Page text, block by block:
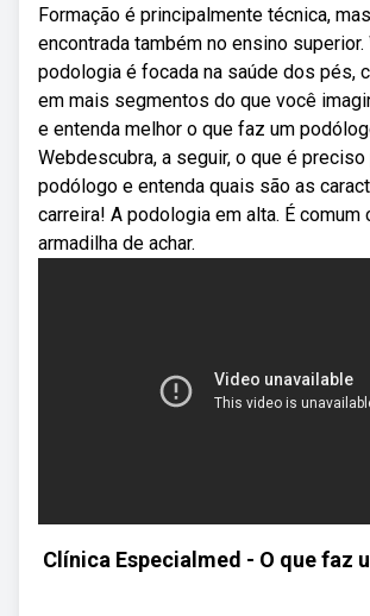
Formação é principalmente técnica,
encontrada também no ensino superior.
podologia é focada na saúde dos pés,
em mais segmentos do que você
e entenda melhor o que faz um
Webdescubra, a seguir, o que é preciso
podólogo e entenda quais são as
carreira! A podologia em alta. É comum
armadilha de achar.
Clínica Especialmed - O que faz